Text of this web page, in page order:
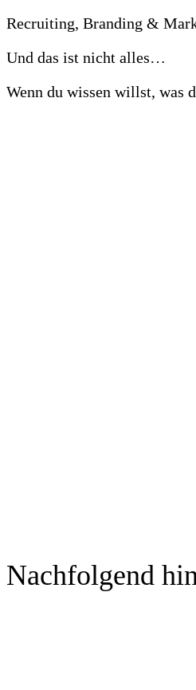
Recruiting, Branding &
Und das ist nicht alles…
Wenn du wissen willst, was
Nachfolgend